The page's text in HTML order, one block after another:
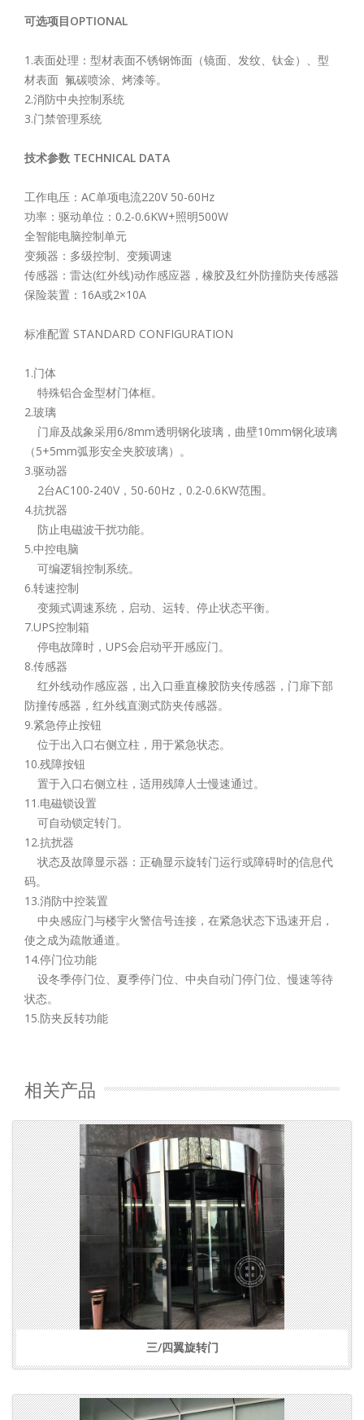
可选项目OPTIONAL
1.表面处理：型材表面不锈钢饰面（镜面、发纹、钛金）、型
材表面 氟碳喷涂、烤漆等。
2.消防中央控制系统
3.门禁管理系统
技术参数 TECHNICAL DATA
工作电压：AC单项电流220V 50-60Hz
功率：驱动单位：0.2-0.6KW+照明500W
全智能电脑控制单元
变频器：多级控制、变频调速
传感器：雷达(红外线)动作感应器，橡胶及红外防撞防夹传感器
保险装置：16A或2×10A
标准配置 STANDARD CONFIGURATION
1.门体
特殊铝合金型材门体框。
2.玻璃
门扉及战象采用6/8mm透明钢化玻璃，曲壁10mm钢化玻璃
（5+5mm弧形安全夹胶玻璃）。
3.驱动器
2台AC100-240V，50-60Hz，0.2-0.6KW范围。
4.抗扰器
防止电磁波干扰功能。
5.中控电脑
可编逻辑控制系统。
6.转速控制
变频式调速系统，启动、运转、停止状态平衡。
7.UPS控制箱
停电故障时，UPS会启动平开感应门。
8.传感器
红外线动作感应器，出入口垂直橡胶防夹传感器，门扉下部
防撞传感器，红外线直测式防夹传感器。
9.紧急停止按钮
位于出入口右侧立柱，用于紧急状态。
10.残障按钮
置于入口右侧立柱，适用残障人士慢速通过。
11.电磁锁设置
可自动锁定转门。
12.抗扰器
状态及故障显示器：正确显示旋转门运行或障碍时的信息代
码。
13.消防中控装置
中央感应门与楼宇火警信号连接，在紧急状态下迅速开启，
使之成为疏散通道。
14.停门位功能
设冬季停门位、夏季停门位、中央自动门停门位、慢速等待
状态。
15.防夹反转功能
相关产品
三/四翼旋转门